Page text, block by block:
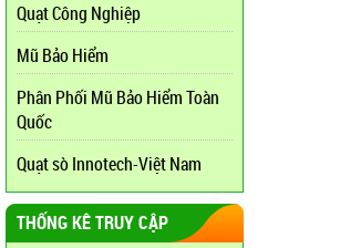
Quạt Công Nghiệp
Mũ Bảo Hiểm
Phân Phối Mũ Bảo Hiểm Toàn
Quốc
Quạt sò Innotech-Việt Nam
THỐNG KÊ TRUY CẬP